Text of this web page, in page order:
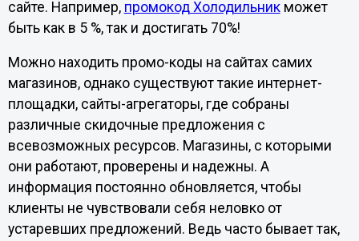
сайте. Например, промокод Холодильникможет
быть как в 5 %, так и достигать 70%!
Можно находить промо-коды на сайтах самих
магазинов, однако существуют такие интернет-
площадки, сайты-агрегаторы, где собраны
различные скидочные предложения с
всевозможных ресурсов. Магазины, с которыми
они работают, проверены и надежны. А
информация постоянно обновляется, чтобы
клиенты не чувствовали себя неловко от
устаревших предложений. Ведь часто бывает так,